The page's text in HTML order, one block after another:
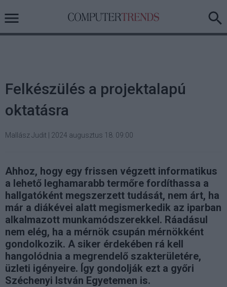
Felkészülés a projektalapú
oktatásra
Mallász Judit 2024 augusztus 18. 09:00
Ahhoz, hogy egy frissen végzett informatikus
a lehető leghamarabb termőre fordíthassa a
hallgatóként megszerzett tudását, nem árt, ha
már a diákévei alatt megismerkedik az iparban
alkalmazott munkamódszerekkel. Ráadásul
nem elég, ha a mérnök csupán mérnökként
gondolkozik. A siker érdekében rá kell
hangolódnia a megrendelő szakterületére,
üzleti igényeire. Így gondolják ezt a győri
Széchenyi István Egyetemen is.